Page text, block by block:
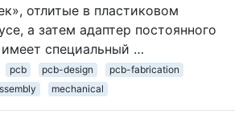
отлитые в пластиковом
а затем адаптер постоянного
специальный …
pcb pcb-design
pcb-fabrication
mechanical